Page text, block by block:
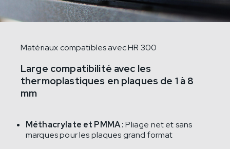
Matériaux compatibles avec HR 300
Large compatibilité avec les
thermoplastiques en plaques de 1 à 8
mm
Méthacrylate et PMMA :Pliage net et sans
marques pour les plaques grand format